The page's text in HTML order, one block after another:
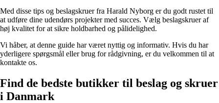
Med disse tips og beslagskruer fra Harald Nyborg er du godt rustet til
at udføre dine udendørs projekter med succes. Vælg beslagskruer af
høj kvalitet for at sikre holdbarhed og pålidelighed.
Vi håber, at denne guide har været nyttig og informativ. Hvis du har
yderligere spørgsmål eller brug for rådgivning, er du velkommen til at
kontakte os.
Find de bedste butikker til beslag og skruer
i Danmark